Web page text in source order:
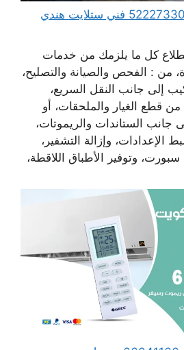
فني ستلايت المطلاع 52227330 فني ستلايت هندي
كل ما يلزمك من خدمات
من : الفحص والصيانة والتصليح،
إلى جانب النقل السريع،
من قطع الغيار والملحقات، أو
جانب الستاندات والريموتات،
الإعدادات، وإزالة التشفير،
وتوفير الأطباق اللاقطة،